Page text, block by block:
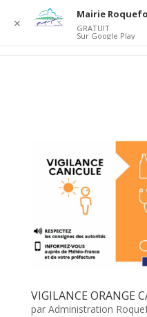
VIGILANCE ORANGE
par Administration
✕
Mairie
GRATUIT
Sur Google Play